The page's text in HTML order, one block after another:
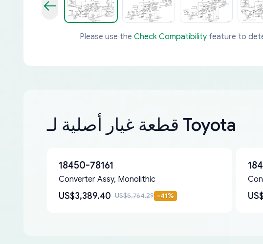
Please use the Check Compatibility feature to
قطعة غيار أصلية لـ Toyota
18450-78161
Converter Assy, Monolithic
US$3,389.40 US$5,764.29 -41%